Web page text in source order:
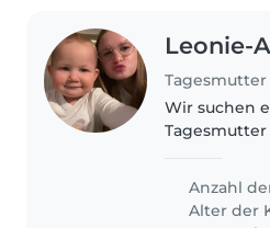
Leonie-
Wir suchen
Kleinen. Er
Kind, das
Unser
Anzahl
Alter der